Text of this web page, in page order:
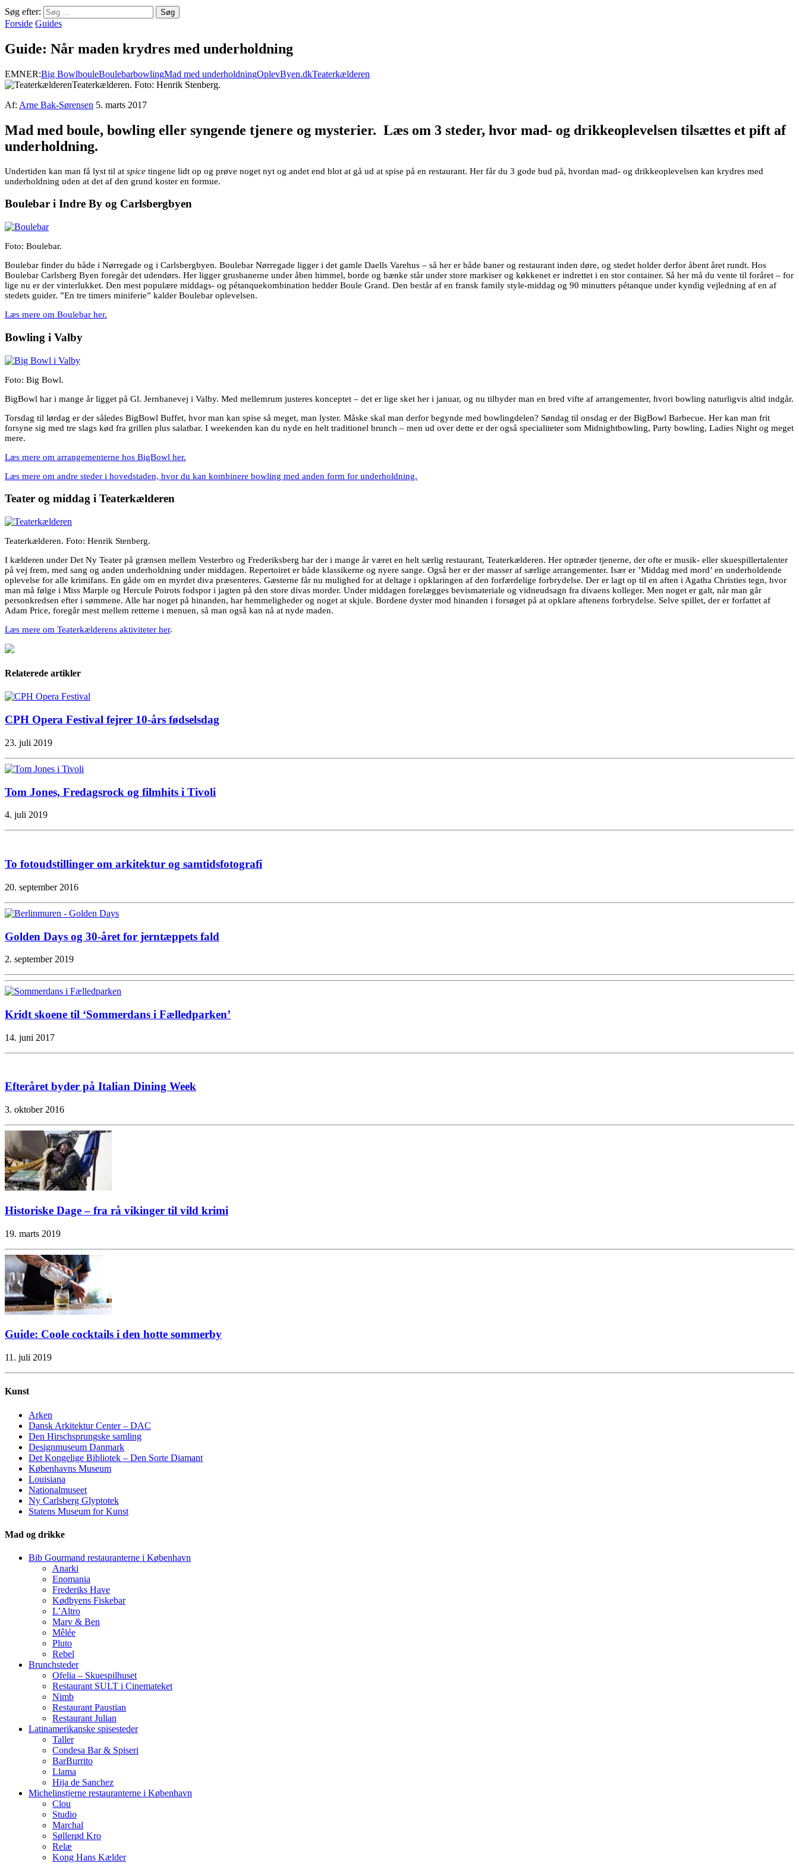
Søg efter:
Forside Guides
Guide: Når maden krydres med underholdning
EMNER:Big BowlbouleBoulebarbowlingMad med underholdningOplevByen.dkTeaterkælderen
Teaterkælderen. Foto: Henrik Stenberg.
Af: Arne Bak-Sørensen 5. marts 2017
Mad med boule, bowling eller syngende tjenere og mysterier. Læs om 3 steder, hvor mad- og drikkeoplevelsen tilsættes et pift af
underholdning.
Undertiden kan man få lyst til at spice tingene lidt op og prøve noget nyt og andet end blot at gå ud at spise på en restaurant. Her får du 3 gode bud på, hvordan mad- og drikkeoplevelsen kan krydres med
underholdning uden at det af den grund koster en formue.
Boulebar i Indre By og Carlsbergbyen
Foto: Boulebar.
Boulebar finder du både i Nørregade og i Carlsbergbyen. Boulebar Nørregade ligger i det gamle Daells Varehus – så her er både baner og restaurant inden døre, og stedet holder derfor åbent året rundt. Hos
Boulebar Carlsberg Byen foregår det udendørs. Her ligger grusbanerne under åben himmel, borde og bænke står under store markiser og køkkenet er indrettet i en stor container. Så her må du vente til foråret – for
lige nu er der vinterlukket. Den mest populære middags- og pétanquekombination hedder Boule Grand. Den består af en fransk family style-middag og 90 minutters pétanque under kyndig vejledning af en af
stedets guider. ”En tre timers miniferie” kalder Boulebar oplevelsen.
Læs mere om Boulebar her.
Bowling i Valby
Foto: Big Bowl.
BigBowl har i mange år ligget på Gl. Jernbanevej i Valby. Med mellemrum justeres konceptet – det er lige sket her i januar, og nu tilbyder man en bred vifte af arrangementer, hvori bowling naturligvis altid indgår.
Torsdag til lørdag er der således BigBowl Buffet, hvor man kan spise så meget, man lyster. Måske skal man derfor begynde med bowlingdelen? Søndag til onsdag er der BigBowl Barbecue. Her kan man frit
forsyne sig med tre slags kød fra grillen plus salatbar. I weekenden kan du nyde en helt traditionel brunch – men ud over dette er der også specialiteter som Midnightbowling, Party bowling, Ladies Night og meget
mere.
Læs mere om arrangementerne hos BigBowl her.
Læs mere om andre steder i hovedstaden, hvor du kan kombinere bowling med anden form for underholdning.
Teater og middag i Teaterkælderen
Teaterkælderen. Foto: Henrik Stenberg.
I kælderen under Det Ny Teater på grænsen mellem Vesterbro og Frederiksberg har der i mange år været en helt særlig restaurant, Teaterkælderen. Her optræder tjenerne, der ofte er musik- eller skuespillertalenter
på vej frem, med sang og anden underholdning under middagen. Repertoiret er både klassikerne og nyere sange. Også her er der masser af særlige arrangementer. Især er ’Middag med mord’ en underholdende
oplevelse for alle krimifans. En gåde om en myrdet diva præsenteres. Gæsterne får nu mulighed for at deltage i opklaringen af den forfærdelige forbrydelse. Der er lagt op til en aften i Agatha Christies tegn, hvor
man må følge i Miss Marple og Hercule Poirots fodspor i jagten på den store divas morder. Under middagen forelægges bevismateriale og vidneudsagn fra divaens kolleger. Men noget er galt, når man går
personkredsen efter i sømmene. Alle har noget på hinanden, har hemmeligheder og noget at skjule. Bordene dyster mod hinanden i forsøget på at opklare aftenens forbrydelse. Selve spillet, der er forfattet af
Adam Price, foregår mest mellem retterne i menuen, så man også kan nå at nyde maden.
Læs mere om Teaterkælderens aktiviteter her.
Relaterede artikler
CPH Opera Festival fejrer 10-års fødselsdag
23. juli 2019
Tom Jones, Fredagsrock og filmhits i Tivoli
4. juli 2019
To fotoudstillinger om arkitektur og samtidsfotografi
20. september 2016
Golden Days og 30-året for jerntæppets fald
2. september 2019
Kridt skoene til ‘Sommerdans i Fælledparken’
14. juni 2017
Efteråret byder på Italian Dining Week
3. oktober 2016
Historiske Dage – fra rå vikinger til vild krimi
19. marts 2019
Guide: Coole cocktails i den hotte sommerby
11. juli 2019
Kunst
Arken
Dansk Arkitektur Center – DAC
Den Hirschsprungske samling
Designmuseum Danmark
Det Kongelige Bibliotek – Den Sorte Diamant
Københavns Museum
Louisiana
Nationalmuseet
Ny Carlsberg Glyptotek
Statens Museum for Kunst
Mad og drikke
Bib Gourmand restauranterne i København
Anarki
Enomania
Frederiks Have
Kødbyens Fiskebar
L’Altro
Marv & Ben
Mêlée
Pluto
Rebel
Brunchsteder
Ofelia – Skuespilhuset
Restaurant SULT i Cinemateket
Nimb
Restaurant Paustian
Restaurant Julian
Latinamerikanske spisesteder
Taller
Condesa Bar & Spiseri
BarBurrito
Llama
Hija de Sanchez
Michelinstjerne restauranterne i København
Clou
Studio
Marchal
Søllerød Kro
Relæ
Kong Hans Kælder